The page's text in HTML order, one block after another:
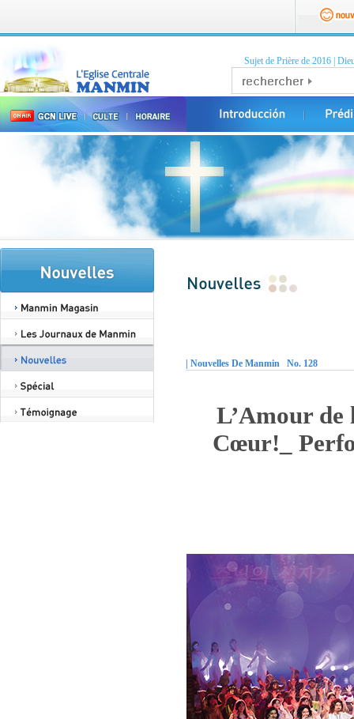
Sujet de Prière de 2016
| Nouvelles De Manmin No. 128
L’Amour de
Cœur!_